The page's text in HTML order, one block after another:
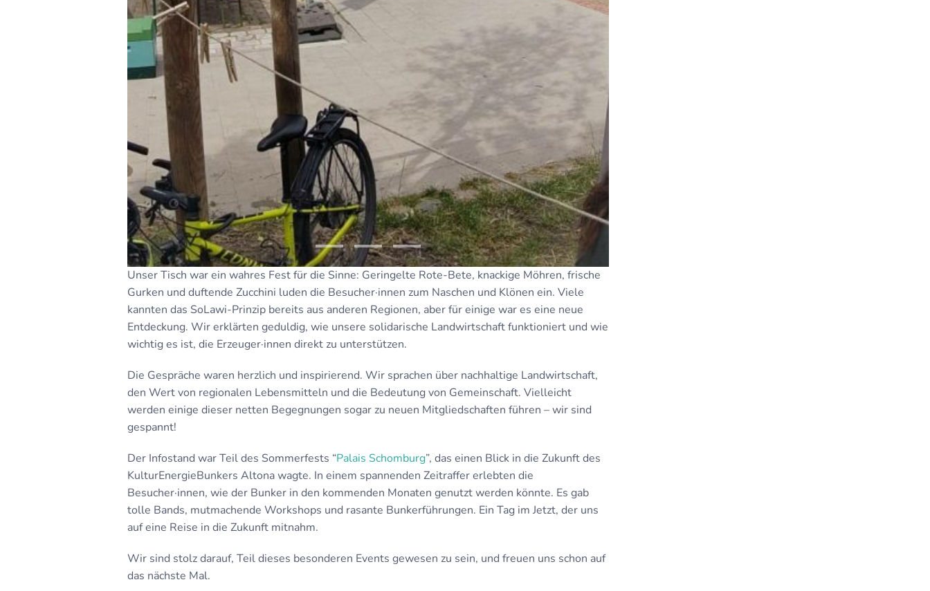
Unser Tisch war ein wahres Fest für die Sinne: Geringelte Rote-Bete, knackige Möhren, frische
Gurken und duftende Zucchini luden die Besucher·innen zum Naschen und Klönen ein. Viele
kannten das SoLawi-Prinzip bereits aus anderen Regionen, aber für einige war es eine neue
Entdeckung. Wir erklärten geduldig, wie unsere solidarische Landwirtschaft funktioniert und wie
wichtig es ist, die Erzeuger·innen direkt zu unterstützen.
Die Gespräche waren herzlich und inspirierend. Wir sprachen über nachhaltige Landwirtschaft,
den Wert von regionalen Lebensmitteln und die Bedeutung von Gemeinschaft. Vielleicht
werden einige dieser netten Begegnungen sogar zu neuen Mitgliedschaften führen – wir sind
gespannt!
Der Infostand war Teil des Sommerfests “Palais Schomburg”, das einen Blick in die Zukunft des
KulturEnergieBunkers Altona wagte. In einem spannenden Zeitraffer erlebten die
Besucher·innen, wie der Bunker in den kommenden Monaten genutzt werden könnte. Es gab
tolle Bands, mutmachende Workshops und rasante Bunkerführungen. Ein Tag im Jetzt, der uns
auf eine Reise in die Zukunft mitnahm.
Wir sind stolz darauf, Teil dieses besonderen Events gewesen zu sein, und freuen uns schon auf
das nächste Mal.